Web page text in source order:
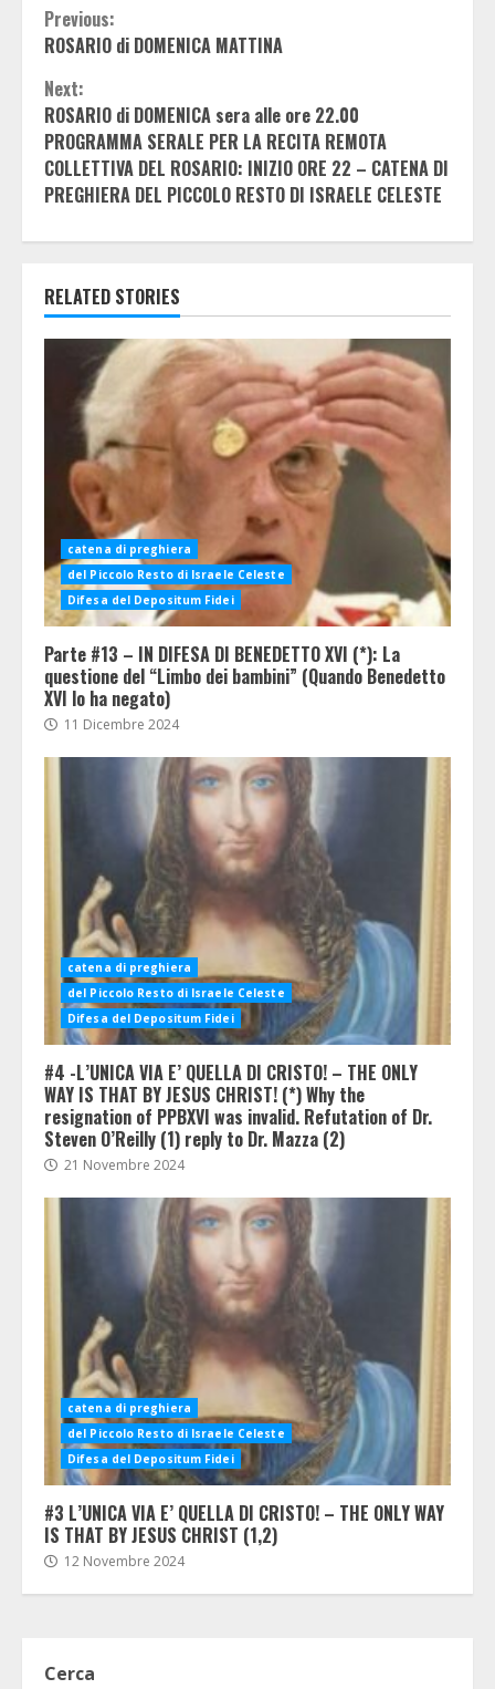
Continue
Reading
Previous:
ROSARIO di DOMENICA MATTINA
Next:
ROSARIO di DOMENICA sera alle ore 22.00
PROGRAMMA SERALE PER LA RECITA REMOTA
COLLETTIVA DEL ROSARIO: INIZIO ORE 22 – CATENA DI
PREGHIERA DEL PICCOLO RESTO DI ISRAELE CELESTE
RELATED STORIES
catena di preghiera
del Piccolo Resto di Israele Celeste
Difesa del Depositum Fidei
Parte #13 – IN DIFESA DI BENEDETTO XVI (*): La
questione del “Limbo dei bambini” (Quando Benedetto
XVI lo ha negato)
11 Dicembre 2024
catena di preghiera
del Piccolo Resto di Israele Celeste
Difesa del Depositum Fidei
#4 -L’UNICA VIA E’ QUELLA DI CRISTO! – THE ONLY
WAY IS THAT BY JESUS CHRIST! (*) Why the
resignation of PPBXVI was invalid. Refutation of Dr.
Steven O’Reilly (1) reply to Dr. Mazza (2)
21 Novembre 2024
catena di preghiera
del Piccolo Resto di Israele Celeste
Difesa del Depositum Fidei
#3 L’UNICA VIA E’ QUELLA DI CRISTO! – THE ONLY WAY
IS THAT BY JESUS CHRIST (1,2)
12 Novembre 2024
Cerca